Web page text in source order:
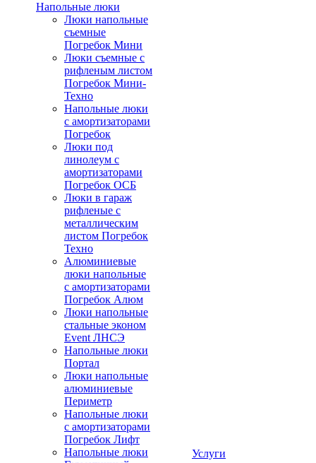
Напольные люки
Люки напольные
съемные
Погребок Мини
Люки съемные с
рифленым листом
Погребок Мини-
Техно
Напольные люки
с амортизаторами
Погребок
Люки под
линолеум с
амортизаторами
Погребок ОСБ
Люки в гараж
рифленые с
металлическим
листом Погребок
Техно
Алюминиевые
люки напольные
с амортизаторами
Погребок Алюм
Люки напольные
стальные эконом
Event ЛНСЭ
Напольные люки
Портал
Люки напольные
алюминиевые
Периметр
Напольные люки
с амортизаторами
Погребок Лифт
Напольные люки
Услуги